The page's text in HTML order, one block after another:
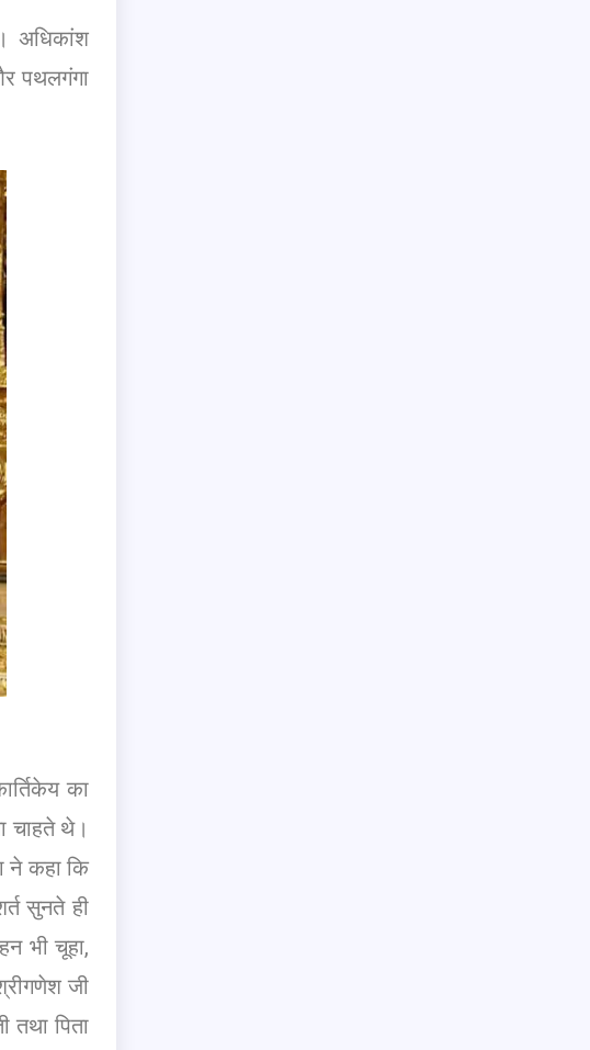
अधिकांश
पथलगंगा
का
चाहते थे।
ने कहा कि
सुनते ही
भी चूहा,
जी
तथा पिता